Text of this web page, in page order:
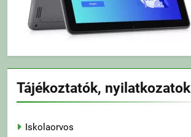
Tájékoztatók, nyilatkozatok
Iskolaorvos